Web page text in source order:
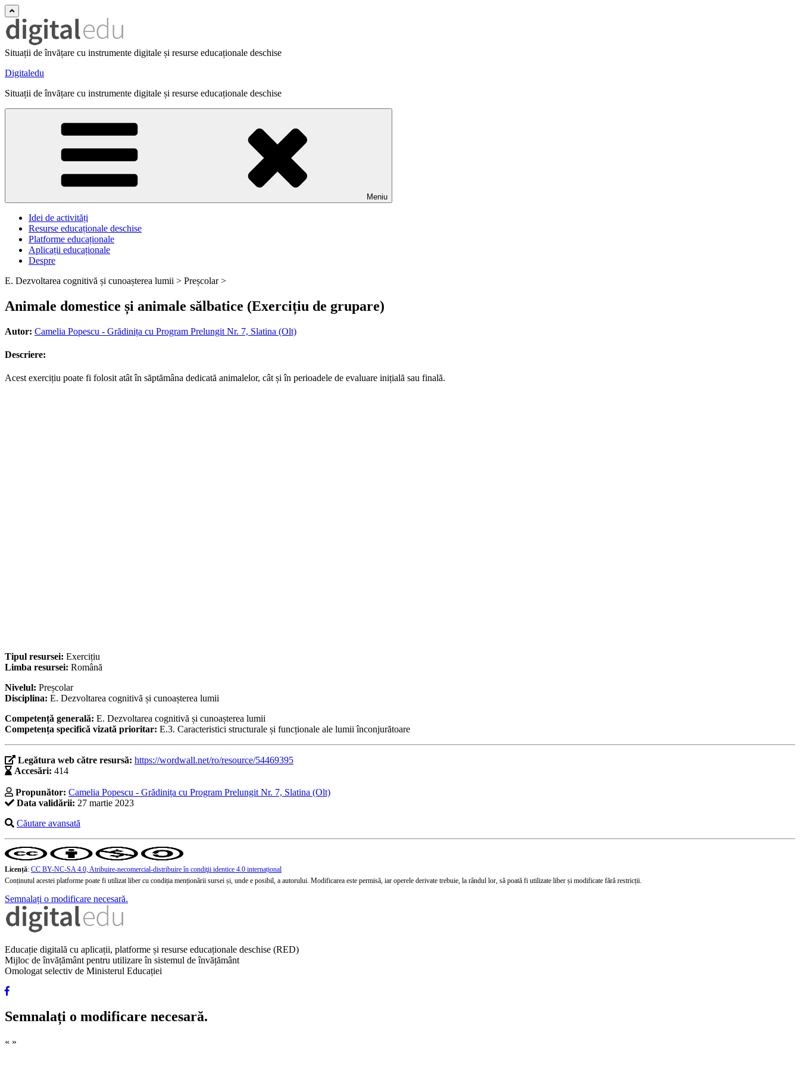
Situații de învățare cu instrumente digitale și resurse educaționale deschise
Digitaledu
Situații de învățare cu instrumente digitale și resurse educaționale deschise
Meniu
Idei de activități
Resurse educaționale deschise
Platforme educaționale
Aplicații educaționale
Despre
E. Dezvoltarea cognitivă și cunoașterea lumii > Preșcolar >
Animale domestice și animale sălbatice (Exercițiu de grupare)
Autor: Camelia Popescu - Grădinița cu Program Prelungit Nr. 7, Slatina (Olt)
Descriere:
Acest exercițiu poate fi folosit atât în săptămâna dedicată animalelor, cât și în perioadele de evaluare inițială sau finală.
Tipul resursei: Exercițiu
Limba resursei: Română
Nivelul: Preșcolar
Disciplina: E. Dezvoltarea cognitivă și cunoașterea lumii
Competență generală: E. Dezvoltarea cognitivă și cunoașterea lumii
Competența specifică vizată prioritar: E.3. Caracteristici structurale și funcționale ale lumii înconjurătoare
Legătura web către resursă: https://wordwall.net/ro/resource/54469395
Accesări: 414
Propunător: Camelia Popescu - Grădinița cu Program Prelungit Nr. 7, Slatina (Olt)
Data validării: 27 martie 2023
Căutare avansată
Licență: CC BY-NC-SA 4.0, Atribuire-necomercial-distribuire în condiţii identice 4.0 internațional
Conținutul acestei platforme poate fi utilizat liber cu condiția menționării sursei și, unde e posibil, a autorului. Modificarea este permisă, iar operele derivate trebuie, la rândul lor, să poată fi utilizate liber și modificate fără restricții.
Semnalați o modificare necesară.
Educație digitală cu aplicații, platforme și resurse educaționale deschise (RED)
Mijloc de învățământ pentru utilizare în sistemul de învățământ
Omologat selectiv de Ministerul Educației
Semnalați o modificare necesară.
« »